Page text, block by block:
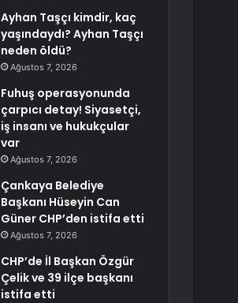
Ayhan Taşçı kimdir, kaç
yaşındaydı? Ayhan Taşçı
neden öldü?
Ağustos 7, 2026
Fuhuş operasyonunda
çarpıcı detay! Siyasetçi,
iş insanı ve hukukçular
var
Ağustos 7, 2026
Çankaya Belediye
Başkanı Hüseyin Can
Güner CHP’den istifa etti
Ağustos 7, 2026
CHP’de İl Başkan Özgür
Çelik ve 39 ilçe başkanı
istifa etti